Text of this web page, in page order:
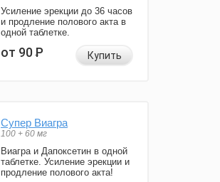
Усиление эрекции до 36 часов
и продление полового акта в
одной таблетке.
от 90Р Купить
Супер Виагра
100 + 60 мг
Виагра и Дапоксетин в одной
таблетке. Усиление эрекции и
продление полового акта!